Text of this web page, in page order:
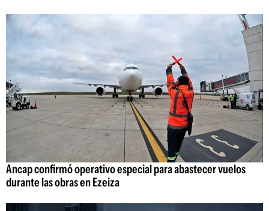
Ancap confirmó operativo especial para abastecer vuelos
durante las obras en Ezeiza